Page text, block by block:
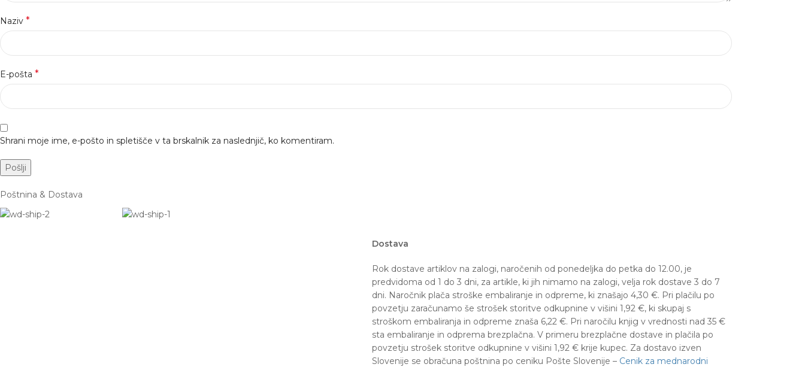
Naziv *
E-pošta *
Shrani moje ime, e-pošto in spletišče v ta brskalnik za naslednjič, ko komentiram.
Poštnina & Dostava
Dostava
Rok dostave artiklov na zalogi, naročenih od ponedeljka do petka do 12.00, je
predvidoma od 1 do 3 dni, za artikle, ki jih nimamo na zalogi, velja rok dostave 3 do 7
dni. Naročnik plača stroške embaliranje in odpreme, ki znašajo 4,30 €. Pri plačilu po
povzetju zaračunamo še strošek storitve odkupnine v višini 1,92 €, ki skupaj s
stroškom embaliranja in odpreme znaša 6,22 €. Pri naročilu knjig v vrednosti nad 35 €
sta embaliranje in odprema brezplačna. V primeru brezplačne dostave in plačila po
povzetju strošek storitve odkupnine v višini 1,92 € krije kupec. Za dostavo izven
Slovenije se obračuna poštnina po ceniku Pošte Slovenije – Cenik za mednarodni